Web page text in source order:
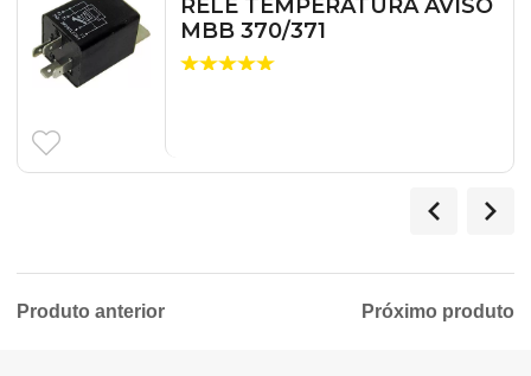
RELE TEMPERATURA AVISO
MBB 370/371
Produto anterior Próximo produto